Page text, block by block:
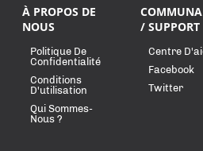
À PROPOS DE
NOUS
Politique De
Confidentialité
Conditions
D'utilisation
Qui Sommes-
Nous ?
/ SUPPORT
Centre
Facebook
Twitter